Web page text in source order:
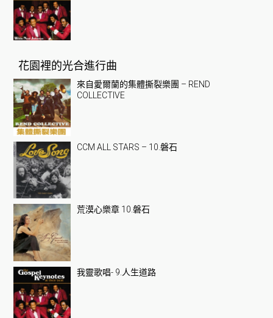
花園裡的光合進行曲
來自愛爾蘭的集體撕裂樂團 – REND
COLLECTIVE
CCM ALL STARS – 10.磐石
荒漠心樂章 10.磐石
我靈歌唱- 9.人生道路